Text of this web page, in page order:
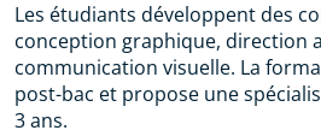
Les étudiants développent des
conception graphique, direction
communication visuelle. La
post-bac et propose une
3 ans.